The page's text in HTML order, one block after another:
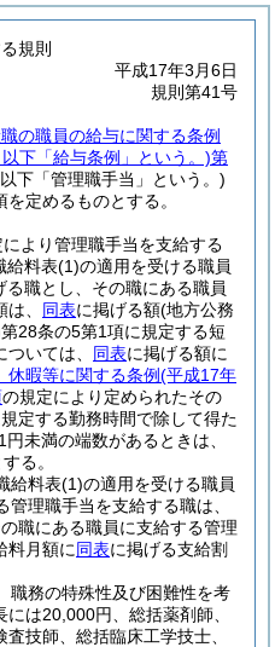
規則
平成17年3月6日
規則第41号
の職員の給与に関する条例
下「給与条例」という。)第
下「管理職手当」という。)
定めるものとする。
より管理職手当を支給する
給料表(1)の適用を受ける職員
る職とし、その職にある職員
、 同表に掲げる額(地方公務
第28条の5第1項に規定する短
いては、 同表に掲げる額に
暇等に関する条例(平成17年
の規定により定められたその
定する勤務時間で除して得た
未満の端数があるときは、
する。
給料表(1)の適用を受ける職員
管理職手当を支給する職は、
職にある職員に支給する管理
料月額に同表に掲げる支給割
職務の特殊性及び困難性を考
は20,000円、総括薬剤師、
技師、総括臨床工学技士、